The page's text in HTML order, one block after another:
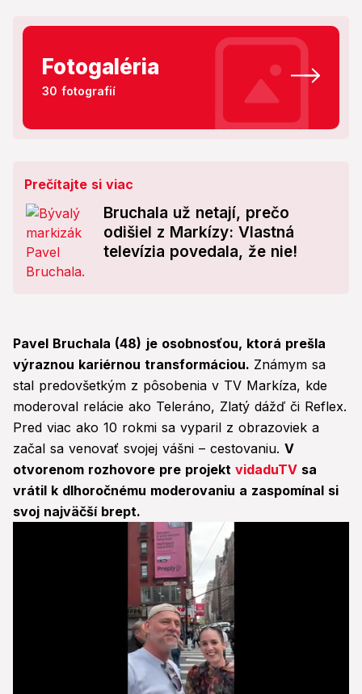
Fotogaléria
30 fotografií
Prečítajte si viac
Bruchala už netají, prečo
odišiel z Markízy: Vlastná
televízia povedala, že nie!
Pavel Bruchala (48) je osobnosťou, ktorá prešla
výraznou kariérnou transformáciou. Známym sa
stal predovšetkým z pôsobenia v TV Markíza, kde
moderoval relácie ako Teleráno, Zlatý dážď či Reflex.
Pred viac ako 10 rokmi sa vyparil z obrazoviek a
začal sa venovať svojej vášni – cestovaniu. V
otvorenom rozhovore pre projekt vidaduTV sa
vrátil k dlhoročnému moderovaniu a zaspomínal si
svoj najväčší brept.